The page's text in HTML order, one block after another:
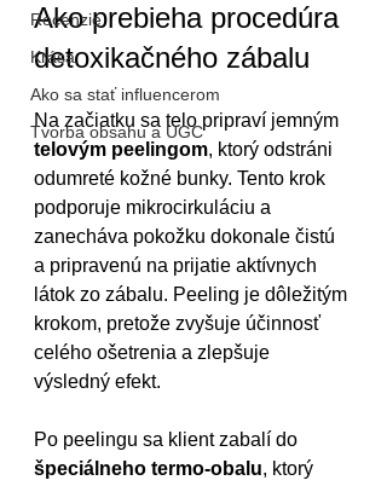
Recenzie
Krása
Ako sa stať influencerom
Tvorba obsahu a UGC
Ako prebieha procedúra
detoxikačného zábalu
Na začiatku sa telo pripraví jemným
telovým peelingom, ktorý odstráni
odumreté kožné bunky. Tento krok
podporuje mikrocirkuláciu a
zanecháva pokožku dokonale čistú
a pripravenú na prijatie aktívnych
látok zo zábalu. Peeling je dôležitým
krokom, pretože zvyšuje účinnosť
celého ošetrenia a zlepšuje
výsledný efekt.
Po peelingu sa klient zabalí do
špeciálneho termo-obalu, ktorý